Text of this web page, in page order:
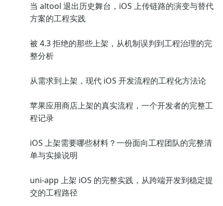
当 altool 退出历史舞台，iOS 上传链路的演变与替代
方案的工程实践
被 4.3 拒绝的那些上架，从机制误判到工程治理的完
整分析
从需求到上架，现代 iOS 开发流程的工程化方法论
苹果应用商店上架的真实流程，一个开发者的完整工
程记录
iOS 上架需要哪些材料？一份面向工程团队的完整清
单与实操说明
uni-app 上架 iOS 的完整实践，从跨端开发到稳定提
交的工程路径